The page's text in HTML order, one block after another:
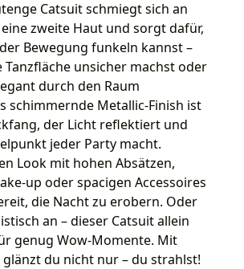
Catsuit schmiegt sich an
zweite Haut und sorgt dafür,
Bewegung funkeln kannst –
Tanzfläche unsicher machst oder
durch den Raum
schimmernde Metallic-Finish ist
der Licht reflektiert und
jeder Party macht.
Look mit hohen Absätzen,
up oder spacigen Accessoires
die Nacht zu erobern. Oder
an – dieser Catsuit allein
genug Wow-Momente. Mit
du nicht nur – du strahlst!